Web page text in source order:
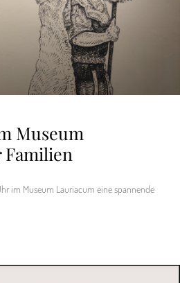
Museum
im Museum Lauriacum eine spannende